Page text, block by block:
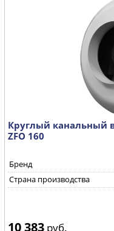
Круглый канальный
ZFO 160
Бренд
Страна производства
10 383 руб.